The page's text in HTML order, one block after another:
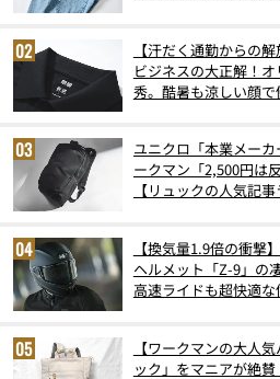
【汗だく通勤からの
ビジネスの大正解！
秀。酷暑も涼しい顔
ユニクロ「本業メー
ークマン「2,500円は
【リュックの人気記
【換気量1.9倍の衝撃
ヘルメット「Z-9」の
高速ライドも超快適
【ワークマンの大人
ック」をマニアが絶